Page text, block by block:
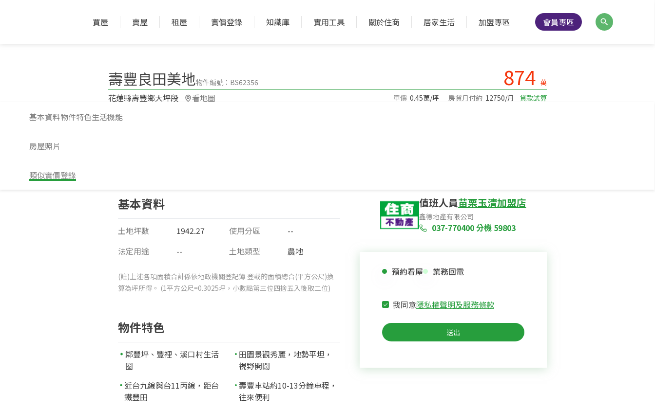
買屋 賣屋 租屋 實價登錄 知識庫 實用工具 關於住商 居家生活 加盟專區 會員專區
基本資料物件特色生活機能
房屋照片
類似實價登錄
壽豐良田美地物件編號：BS62356 874 萬
花蓮縣壽豐鄉大坪段​ 看地圖 單價 0.45萬/坪 房貸月付約 12750/月 貸款試算
基本資料
土地坪數 1942.27 使用分區
--
法定用途
-- 土地類型 農地
(註)上述各項面積合計係依地政機關登記簿 登載的面積總合(平方公尺)換
算為坪所得。 (1平方公尺=0.3025坪，小數點第三位四捨五入後取二位)
物件特色
鄰豐坪、豐裡、溪口村生活
圈
田園景觀秀麗，地勢平坦，
視野開闊
近台九線與台11丙線，距台
鐵豐田
壽豐車站約10-13分鐘車程，
往來便利
值班人員苗栗玉清加盟店
鑫德地產有限公司
037-770400分機 59803
預約看屋 業務回電
我同意隱私權聲明及服務條款
送出